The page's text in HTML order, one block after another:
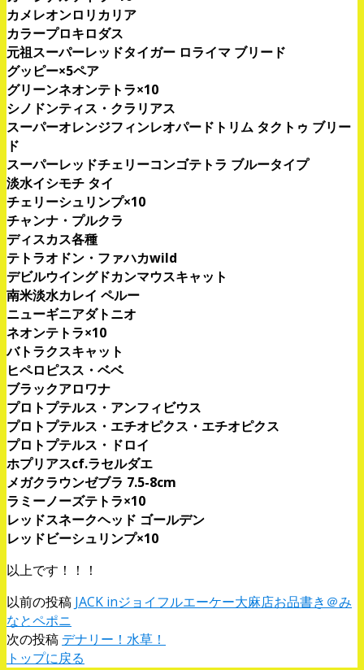
カメレオンロリカリア
カラープロキロダス
元祖スーパーレッドタイガー ロライマ ブリード
グッピー×5ペア
グリーンネオンテトラ×10
シノドンティス・クラリアス
スーパーオレンジフィンレオパードトリム タクトゥ ブリー
ド
スーパーレッドチェリーコンゴテトラ ブルータイプ
淡水イシモチ タイ
チェリーシュリンプ×10
チャンナ・プルクラ
ディスカス各種
テトラオドン・ファハカwild
デビルウイングドカンマウスキャット
南米淡水カレイ ペルー
ニューギニアダトニオ
ネオンテトラ×10
バトラクスキャット
ヒペロピスス・ベベ
ブラックアロワナ
プロトプテルス・アンフィビウス
プロトプテルス・エチオピクス・エチオピクス
プロトプテルス・ドロイ
ホプリアスcf.ラセルダエ
メガクラウンゼブラ 7.5-8cm
ラミーノーズテトラ×10
レッドスネークヘッド ゴールデン
レッドビーシュリンプ×10
以上です！！！
以前の投稿 JACK inジョイフルエーケー大麻店お品書き＠み
なとペポニ
次の投稿 デナリー！水草！
トップに戻る